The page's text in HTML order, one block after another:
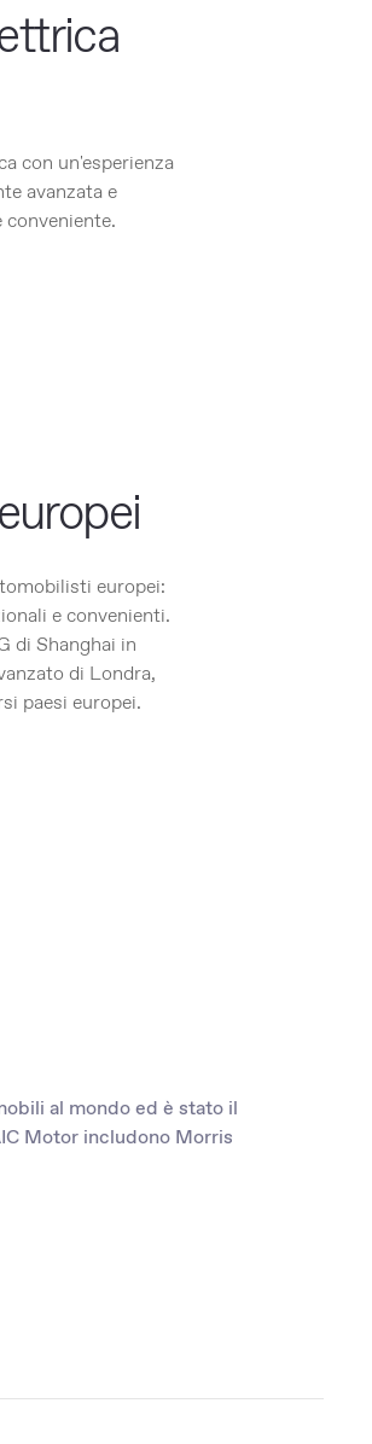
con un'esperienza
avanzata e
europei:
e convenienti.
di Shanghai in
di Londra,
paesi europei.
al mondo ed è stato il
Motor includono Morris